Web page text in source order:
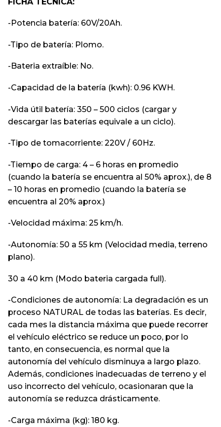
-Potencia batería: 60V/20Ah.
-Tipo de batería: Plomo.
-Bateria extraíble: No.
-Capacidad de la batería (kwh): 0.96 KWH.
-Vida útil batería: 350 – 500 ciclos (cargar y
descargar las baterías equivale a un ciclo).
-Tipo de tomacorriente: 220V / 60Hz.
-Tiempo de carga: 4 – 6 horas en promedio
(cuando la batería se encuentra al 50% aprox.), de 8
– 10 horas en promedio (cuando la batería se
encuentra al 20% aprox.)
-Velocidad máxima: 25 km/h.
-Autonomía: 50 a 55 km (Velocidad media, terreno
plano).
30 a 40 km (Modo bateria cargada full).
-Condiciones de autonomía: La degradación es un
proceso NATURAL de todas las baterías. Es decir,
cada mes la distancia máxima que puede recorrer
el vehículo eléctrico se reduce un poco, por lo
tanto, en consecuencia, es normal que la
autonomía del vehículo disminuya a largo plazo.
Además, condiciones inadecuadas de terreno y el
uso incorrecto del vehículo, ocasionaran que la
autonomía se reduzca drásticamente.
-Carga máxima (kg): 180 kg.